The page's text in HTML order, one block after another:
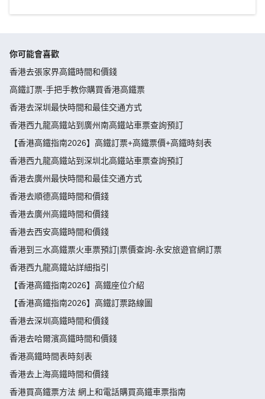
你可能會喜歡
香港去張家界高鐵時間和價錢
高鐵訂票-手把手教你購買香港高鐵票
香港去深圳最快時間和最佳交通方式
香港西九龍高鐵站到廣州南高鐵站車票查詢預訂
【香港高鐵指南2026】高鐵訂票+高鐵票價+高鐵時刻表
香港西九龍高鐵站到深圳北高鐵站車票查詢預訂
香港去廣州最快時間和最佳交通方式
香港去順德高鐵時間和價錢
香港去廣州高鐵時間和價錢
香港去西安高鐵時間和價錢
香港到三水高鐵票火車票預訂|票價查詢-永安旅遊官網訂票
香港西九龍高鐵站詳細指引
【香港高鐵指南2026】高鐵座位介紹
【香港高鐵指南2026】高鐵訂票路線圖
香港去深圳高鐵時間和價錢
香港去哈爾濱高鐵時間和價錢
香港高鐵時間表時刻表
香港去上海高鐵時間和價錢
香港買高鐵票方法 網上和電話購買高鐵車票指南